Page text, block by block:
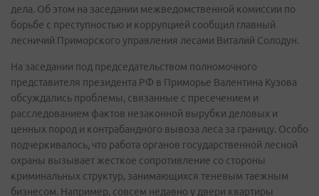
дела. Об этом на заседании межведомственной комиссии по
борьбе с преступностью и коррупцией сообщил главный
лесничий Приморского управления лесами Виталий Солодун.
На заседании под председательством полномочного
представителя президента РФ в Приморье Валентина Кузова
обсуждались проблемы, связанные с пресечением и
расследованием фактов незаконной вырубки деловых и
ценных пород и контрабандного вывоза леса за границу. Особо
подчеркивалось, что работа органов государственной лесной
охраны вызывает жесткое сопротивление со стороны
криминальных структур, занимающихся теневым таежным
бизнесом. Например, совсем недавно у двери квартиры